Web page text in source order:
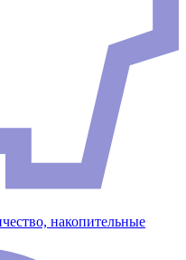
накопительные